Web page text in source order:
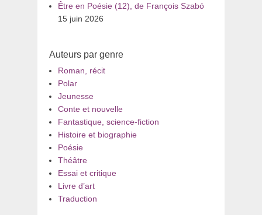
Être en Poésie (12), de François Szabó
15 juin 2026
Auteurs par genre
Roman, récit
Polar
Jeunesse
Conte et nouvelle
Fantastique, science-fiction
Histoire et biographie
Poésie
Théâtre
Essai et critique
Livre d’art
Traduction